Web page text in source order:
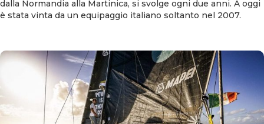
dalla Normandia alla Martinica, si svolge ogni due anni. A oggi
è stata vinta da un equipaggio italiano soltanto nel 2007.